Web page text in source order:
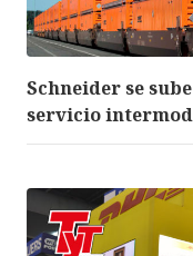
Schneider se
servicio